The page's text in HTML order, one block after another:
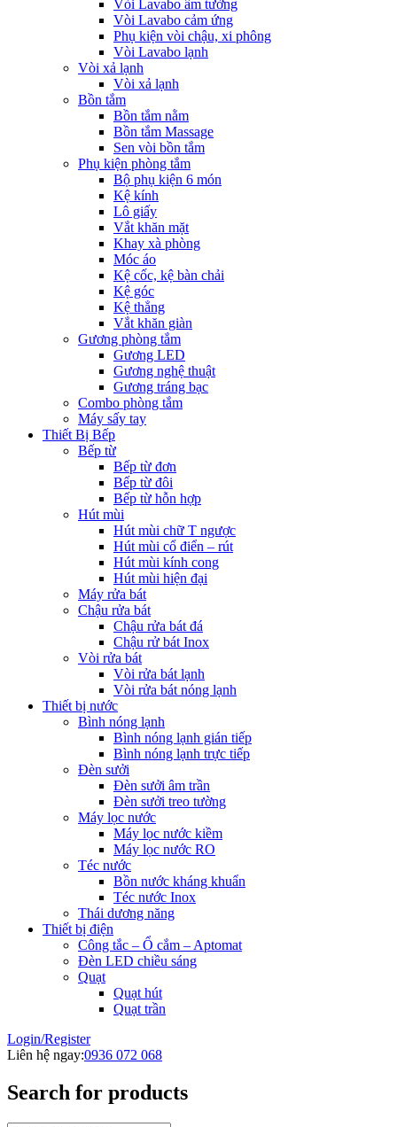
Vòi Lavabo âm tường
Vòi Lavabo cảm ứng
Phụ kiện vòi chậu, xi phông
Vòi Lavabo lạnh
Vòi xả lạnh
Vòi xả lạnh
Bồn tắm
Bồn tắm nằm
Bồn tắm Massage
Sen vòi bồn tắm
Phụ kiện phòng tắm
Bộ phụ kiện 6 món
Kệ kính
Lô giấy
Vắt khăn mặt
Khay xà phòng
Móc áo
Kệ cốc, kệ bàn chải
Kệ góc
Kệ thẳng
Vắt khăn giàn
Gương phòng tắm
Gương LED
Gương nghệ thuật
Gương tráng bạc
Combo phòng tắm
Máy sấy tay
Thiết Bị Bếp
Bếp từ
Bếp từ đơn
Bếp từ đôi
Bếp từ hỗn hợp
Hút mùi
Hút mùi chữ T ngược
Hút mùi cổ điển – rút
Hút mùi kính cong
Hút mùi hiện đại
Máy rửa bát
Chậu rửa bát
Chậu rửa bát đá
Chậu rử bát Inox
Vòi rửa bát
Vòi rửa bát lạnh
Vòi rửa bát nóng lạnh
Thiết bị nước
Bình nóng lạnh
Bình nóng lạnh gián tiếp
Bình nóng lạnh trực tiếp
Đèn sưởi
Đèn sưởi âm trần
Đèn sưởi treo tường
Máy lọc nước
Máy lọc nước kiềm
Máy lọc nước RO
Téc nước
Bồn nước kháng khuẩn
Téc nước Inox
Thái dương năng
Thiết bị điện
Công tắc – Ổ cắm – Aptomat
Đèn LED chiều sáng
Quạt
Quạt hút
Quạt trần
Login/Register
Liên hệ ngay:0936 072 068
Search for products